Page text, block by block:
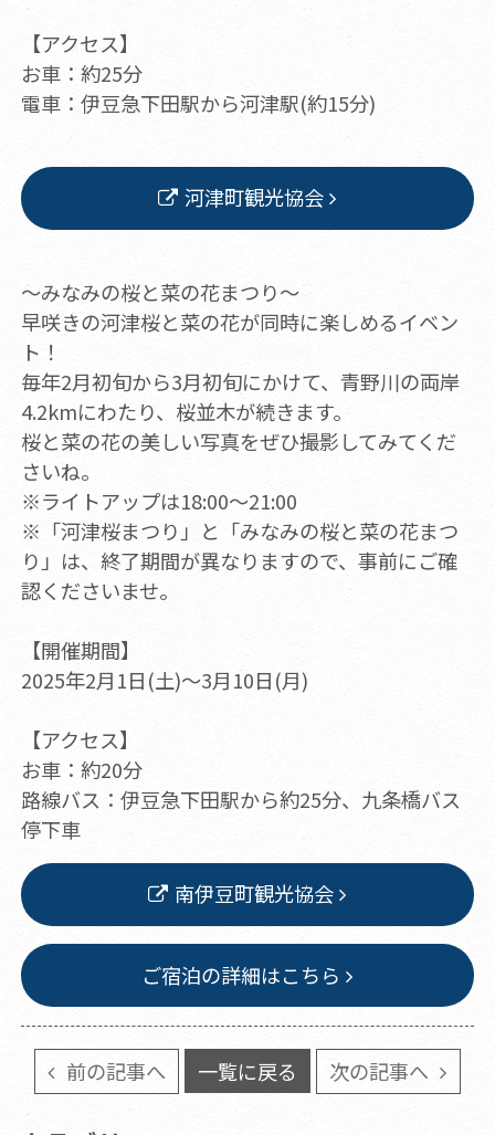
【アクセス】
お車：約25分
電車：伊豆急下田駅から河津駅(約15分)
河津町観光協会
～みなみの桜と菜の花まつり～
早咲きの河津桜と菜の花が同時に楽しめるイベン
ト！
毎年2月初旬から3月初旬にかけて、青野川の両岸
4.2kmにわたり、桜並木が続きます。
桜と菜の花の美しい写真をぜひ撮影してみてくだ
さいね。
※ライトアップは18:00～21:00
※「河津桜まつり」と「みなみの桜と菜の花まつ
り」は、終了期間が異なりますので、事前にご確
認くださいませ。
【開催期間】
2025年2月1日(土)～3月10日(月)
【アクセス】
お車：約20分
路線バス：伊豆急下田駅から約25分、九条橋バス
停下車
南伊豆町観光協会
ご宿泊の詳細はこちら
前の記事へ 一覧に戻る 次の記事へ